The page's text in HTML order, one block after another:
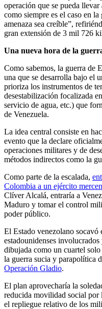
operación que se pueda
como siempre es el caso en
amenaza sea creíble”,
gran extensión de 3 mil 726
Una nueva hora de la
Como sabemos, la guerra de
una que se desarrolla bajo el
prioriza los instrumentos de
desestabilización focalizada
servicio de agua, etc.) que
de Venezuela.
La idea central consiste en
evento que la declare
operaciones militares y de
métodos indirectos como la
Como parte de la escalada,
Colombia a un ejército
Clíver Alcalá, entraría a
Maduro y tomar el control
poder público.
El Estado venezolano
estadounidenses
dibujada como un cuartel
la guerra sucia y parapolítica
Operación Gladio.
El plan aprovecharía la
reducida movilidad social por
el repliegue relativo de los